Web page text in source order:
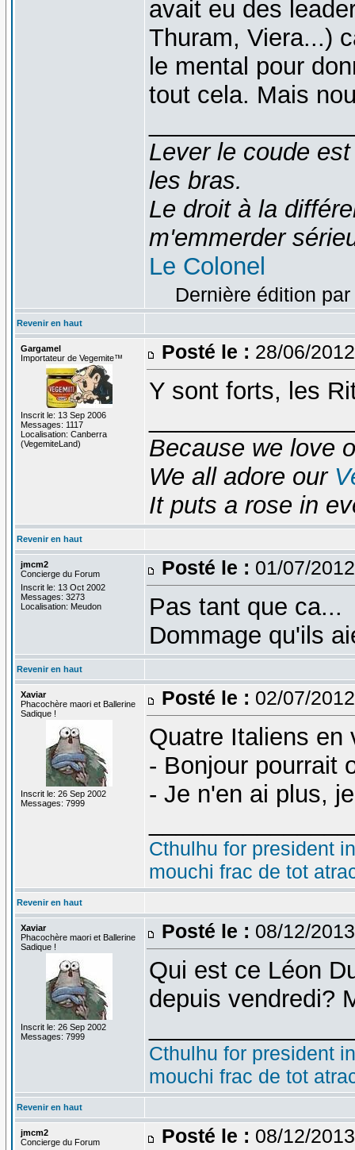
avait eu des
Thuram, Viera...)
le mental pour
tout cela. Mais
Lever le coude
les bras.
Le droit à la
m'emmerder
Le Colonel
Dernière édition
Revenir en haut
Gargamel
Importateur de Vegemite™
Inscrit le: 13 Sep 2006
Messages: 1117
Localisation: Canberra
(VegemiteLand)
Posté le : 28/06/
Y sont forts, les
Because we love
We all adore our
It puts a rose in
Revenir en haut
jmcm2
Concierge du Forum
Inscrit le: 13 Oct 2002
Messages: 3273
Localisation: Meudon
Posté le : 01/07/
Pas tant que ca...
Dommage qu'ils
Revenir en haut
Xaviar
Phacochère maori et Ballerine
Sadique !
Inscrit le: 26 Sep 2002
Messages: 7999
Posté le : 02/07/
Quatre Italiens en
- Bonjour pourrait
- Je n'en ai plus,
Cthulhu for president
mouchi frac de tot
Revenir en haut
Xaviar
Phacochère maori et Ballerine
Sadique !
Inscrit le: 26 Sep 2002
Messages: 7999
Posté le : 08/12/
Qui est ce Léon
depuis vendredi?
Cthulhu for president
mouchi frac de tot
Revenir en haut
jmcm2
Concierge du Forum
Posté le : 08/12/